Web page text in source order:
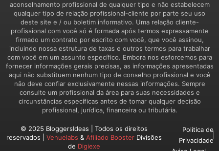
aconselhamento profissional de qualquer tipo e não estabelecem
qualquer tipo de relação profissional-cliente por parte seu uso
deste site e / ou boletim informativo. Uma relação cliente-
profissional com você só é formada após termos expressamente
firmado um contrato por escrito com você, que você assinou,
incluindo nossa estrutura de taxas e outros termos para trabalhar
com você em um assunto específico. Embora nos esforcemos para
fornecer informações gerais precisas, as informações apresentadas
aqui não substituem nenhum tipo de conselho profissional e você
não deve confiar exclusivamente nessas informações. Sempre
consulte um profissional da área para suas necessidades e
circunstâncias específicas antes de tomar qualquer decisão
profissional, jurídica, financeira ou tributária.
© 2025 BloggersIdeas | Todos os direitos
reservados | Venuelabs & Afiliado BoosterDivisões
de Digiexe
Política de
Privacidade